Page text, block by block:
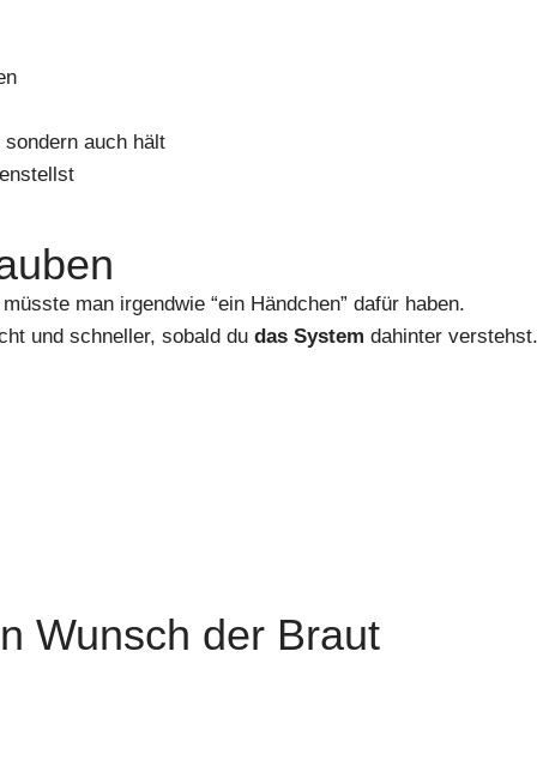
auch hält
man irgendwie “ein Händchen” dafür haben.
und schneller, sobald du das System dahinter verstehst.
Wunsch der Braut